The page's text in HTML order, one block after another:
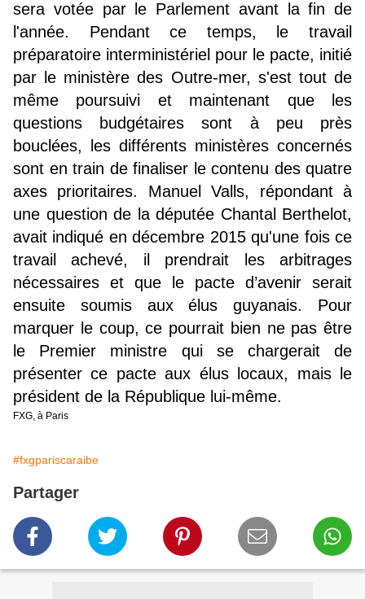
sera votée par le Parlement avant la fin de
l'année. Pendant ce temps, le travail
préparatoire interministériel pour le pacte, initié
par le ministère des Outre-mer, s'est tout de
même poursuivi et maintenant que les
questions budgétaires sont à peu près
bouclées, les différents ministères concernés
sont en train de finaliser le contenu des quatre
axes prioritaires. Manuel Valls, répondant à
une question de la députée Chantal Berthelot,
avait indiqué en décembre 2015 qu'une fois ce
travail achevé, il prendrait les arbitrages
nécessaires et que le pacte d’avenir serait
ensuite soumis aux élus guyanais. Pour
marquer le coup, ce pourrait bien ne pas être
le Premier ministre qui se chargerait de
présenter ce pacte aux élus locaux, mais le
président de la République lui-même.
FXG, à Paris
#fxgpariscaraibe
Partager